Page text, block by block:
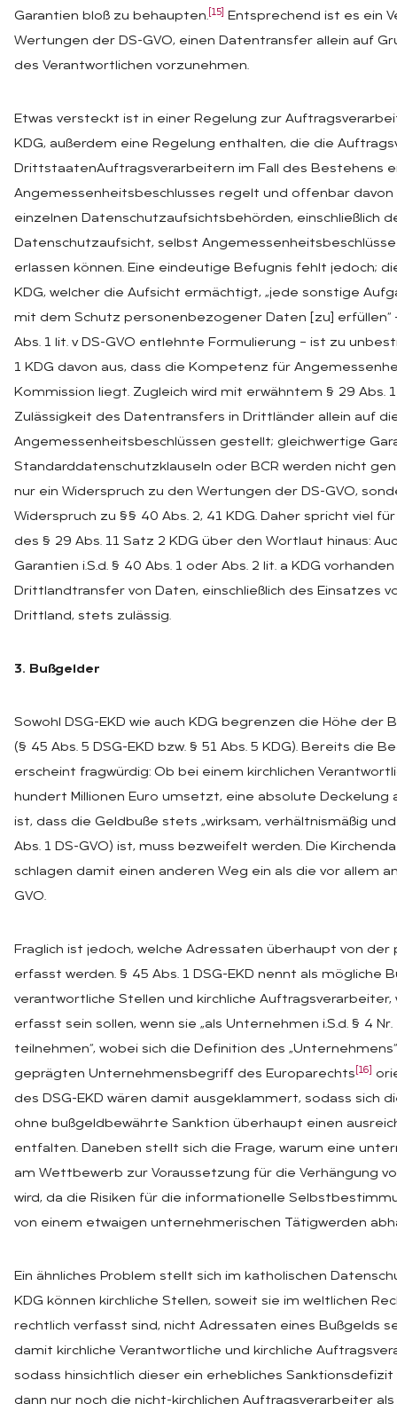
Garantien bloß zu behaupten. [15]
Entsprechend ist es ein
Wertungen der DS-GVO, einen Datentransfer allein auf
des Verantwortlichen vorzunehmen.
Etwas versteckt ist in einer Regelung zur
KDG, außerdem eine Regelung enthalten, die die
DrittstaatenAuftragsverarbeitern im Fall des Bestehens
Angemessenheitsbeschlusses regelt und offenbar davon
einzelnen Datenschutzaufsichtsbehörden, einschließlich
Datenschutzaufsicht, selbst Angemessenheitsbeschlüsse
erlassen können. Eine eindeutige Befugnis fehlt jedoch;
KDG, welcher die Aufsicht ermächtigt, „jede sonstige
mit dem Schutz personenbezogener Daten [zu] erfüllen“
Abs. 1 lit. v DS-GVO entlehnte Formulierung – ist zu
1 KDG davon aus, dass die Kompetenz für
Kommission liegt. Zugleich wird mit erwähntem § 29 Abs.
Zulässigkeit des Datentransfers in Drittländer allein auf
Angemessenheitsbeschlüssen gestellt; gleichwertige
Standarddatenschutzklauseln oder BCR werden nicht
nur ein Widerspruch zu den Wertungen der DS-GVO,
Widerspruch zu §§ 40 Abs. 2, 41 KDG. Daher spricht viel
des § 29 Abs. 11 Satz 2 KDG über den Wortlaut hinaus:
Garantien i.S.d. § 40 Abs. 1 oder Abs. 2 lit. a KDG
Drittlandtransfer von Daten, einschließlich des Einsatzes
Drittland, stets zulässig.
3. Bußgelder
Sowohl DSG-EKD wie auch KDG begrenzen die Höhe der
(§ 45 Abs. 5 DSG-EKD bzw. § 51 Abs. 5 KDG). Bereits die
erscheint fragwürdig: Ob bei einem kirchlichen
hundert Millionen Euro umsetzt, eine absolute Deckelung
ist, dass die Geldbuße stets „wirksam, verhältnismäßig
Abs. 1 DS-GVO) ist, muss bezweifelt werden. Die
schlagen damit einen anderen Weg ein als die vor allem
GVO.
Fraglich ist jedoch, welche Adressaten überhaupt von
erfasst werden. § 45 Abs. 1 DSG-EKD nennt als mögliche
verantwortliche Stellen und kirchliche
erfasst sein sollen, wenn sie „als Unternehmen i.S.d. § 4
teilnehmen“, wobei sich die Definition des
geprägten Unternehmensbegriff des Europarechts [16]
des DSG-EKD wären damit ausgeklammert, sodass sich
ohne bußgeldbewährte Sanktion überhaupt einen
entfalten. Daneben stellt sich die Frage, warum eine
am Wettbewerb zur Voraussetzung für die Verhängung
wird, da die Risiken für die informationelle
von einem etwaigen unternehmerischen Tätigwerden
Ein ähnliches Problem stellt sich im katholischen
KDG können kirchliche Stellen, soweit sie im weltlichen
rechtlich verfasst sind, nicht Adressaten eines Bußgelds
damit kirchliche Verantwortliche und kirchliche
sodass hinsichtlich dieser ein erhebliches
dann nur noch die nicht-kirchlichen Auftragsverarbeiter